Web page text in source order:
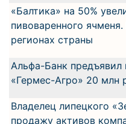
«Балтика» на 50%
пивоваренного
регионах страны
Альфа-Банк предъявил
«Гермес-Агро» 20 млн
Владелец липецкого
продажу активов